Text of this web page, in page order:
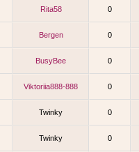
Rita58 0
Bergen 0
BusyBee 0
Viktoriia888-888 0
Twinky 0
Twinky 0